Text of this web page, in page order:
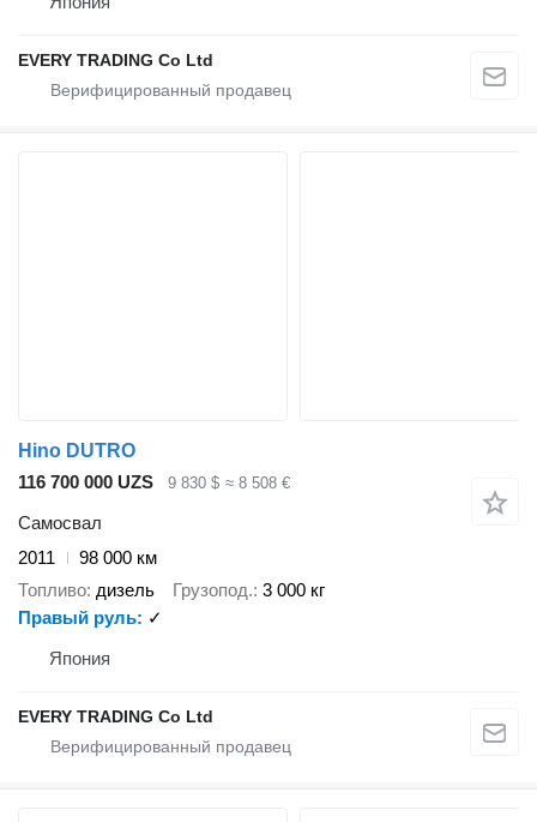
EVERY TRADING Co Ltd
Hino DUTRO
116 700 000 UZS
9 830 $ ≈ 8 508 €
Самосвал
2011
98 000 км
Топливо дизель Грузопод. 3 000 кг
Правый руль
✓
Япония
EVERY TRADING Co Ltd